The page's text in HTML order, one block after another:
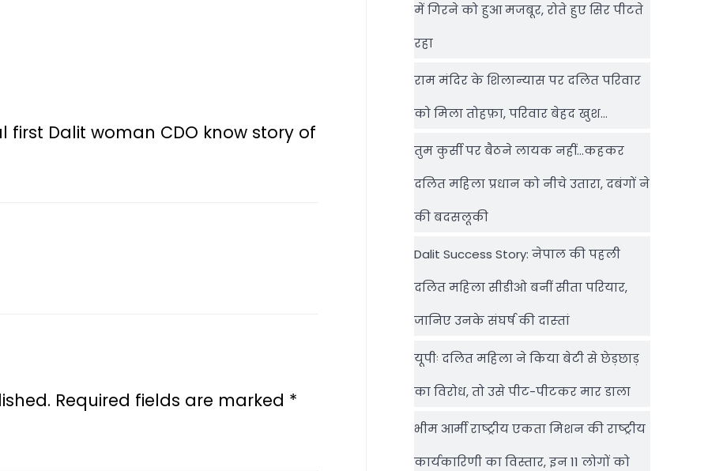
first Dalit woman CDO know story of
Required fields are marked *
में गिरने को हुआ मजबूर, रोते हुए सिर पीटते
रहा
राम मंदिर के शिलान्‍यास पर दलित परिवार
को मिला तोहफ़ा, परिवार बेहद खुश…
तुम कुर्सी पर बैठने लायक नहीं…कहकर
दलित महिला प्रधान को नीचे उतारा, दबंगों ने
की बदसलूकी
Dalit Success Story: नेपाल की पहली
दलित महिला सीडीओ बनीं सीता परियार,
जानिए उनके संघर्ष की दास्‍तां
यूपीः दलित महिला ने किया बेटी से छेड़छाड़
का विरोध, तो उसे पीट-पीटकर मार डाला
भीम आर्मी राष्‍ट्रीय एकता मिशन की राष्‍ट्रीय
कार्यकारिणी का विस्तार, इन 11 लोगों को